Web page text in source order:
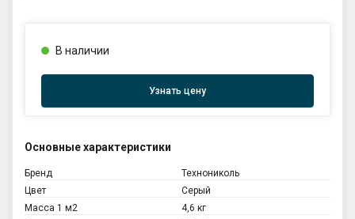
Основные характеристики
Бренд
Технониколь
Цвет
Серый
Масса 1 м2
4,6 кг
В наличии
Узнать цену